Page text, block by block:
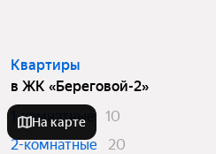
Квартиры
в ЖК «Береговой-2»
1-комнатные
10
2-комнатные
20
На карте